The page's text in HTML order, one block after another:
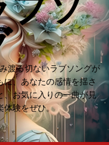
渡る切ないラブソングが
、あなたの感情を揺さ
、お気に入りの一曲が見
体験をぜひ。